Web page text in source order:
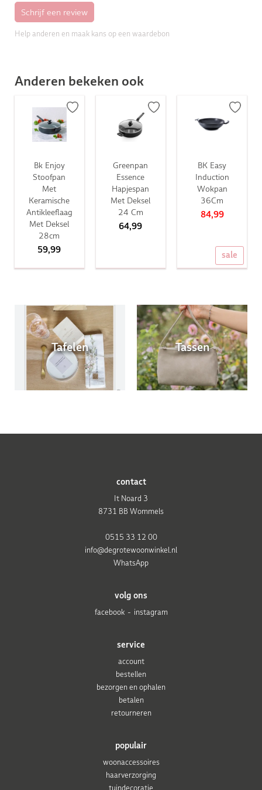
Help anderen en maak kans op een waardebon
Anderen bekeken ook
Bk Enjoy
Stoofpan
Met
Keramische
Antikleeflaag
Met Deksel
28cm
59,99
Greenpan
Essence
Hapjespan
Met Deksel
24 Cm
64,99
sale
BK Easy
Induction
Wokpan
36Cm
84,99
Tafelen Tassen
populair
woonaccessoires
haarverzorging
tuindecoratie
service
account
bestellen
bezorgen en ophalen
betalen
retourneren
volg ons
facebook
instagram
contact
It Noard 3
8731 BB Wommels
0515 33 12 00
info@degrotewoonwinkel.nl
WhatsApp